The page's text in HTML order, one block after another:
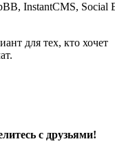
InstantCMS, Social
для тех, кто хочет
с друзьями!